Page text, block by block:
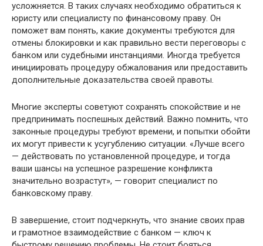
усложняется. В таких случаях необходимо обратиться к
юристу или специалисту по финансовому праву. Он
поможет вам понять, какие документы требуются для
отмены блокировки и как правильно вести переговоры с
банком или судебными инстанциями. Иногда требуется
инициировать процедуру обжалования или предоставить
дополнительные доказательства своей правоты.
Многие эксперты советуют сохранять спокойствие и не
предпринимать поспешных действий. Важно помнить, что
законные процедуры требуют времени, и попытки обойти
их могут привести к усугублению ситуации. «Лучше всего
— действовать по установленной процедуре, и тогда
ваши шансы на успешное разрешение конфликта
значительно возрастут», — говорит специалист по
банковскому праву.
В завершение, стоит подчеркнуть, что знание своих прав
и грамотное взаимодействие с банком — ключ к